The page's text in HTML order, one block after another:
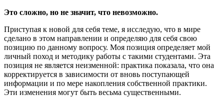
Это сложно, но не значит, что невозможно.
Приступая к новой для себя теме, я исследую, что в мире
сделано в этом направлении и определяю для себя свою
позицию по данному вопросу. Моя позиция определяет мой
личный поход и методику работы с такими студентами. Эта
позиция не является неизменной: практика показала, что она
корректируется в зависимости от вновь поступающей
информации и по мере накопления собственной практики.
Эти изменения могут быть весьма существенными.